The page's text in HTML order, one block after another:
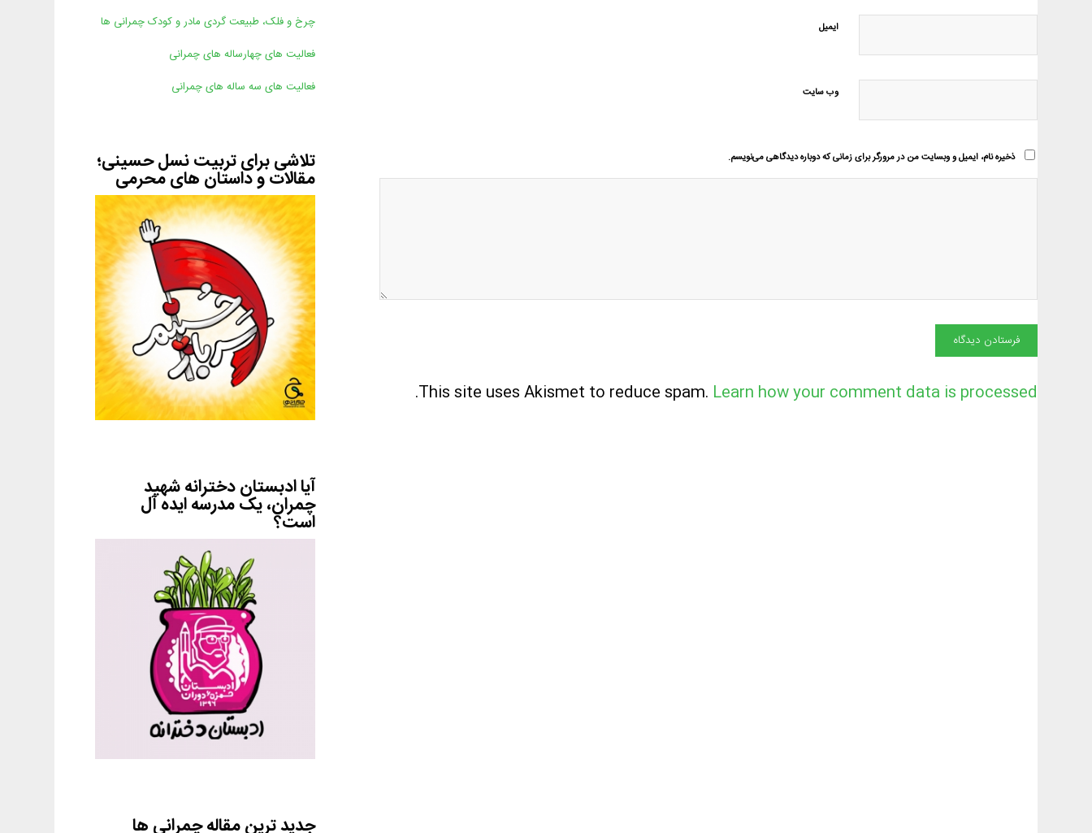
ایمیل
وب‌ سایت
ذخیره نام، ایمیل و وبسایت من در مرورگر برای زمانی که دوباره دیدگاهی می‌نویسم.
This site uses Akismet to reduce spam. Learn how your comment data is processed
.
چرخ و فلک، طبیعت گردی مادر و کودک چمرانی ها
فعالیت های چهارساله های چمرانی
فعالیت های سه ساله های چمرانی
تلاشی برای تربیت نسل حسینی؛
مقالات و داستان های محرمی
آیا ادبستان دخترانه شهید
چمران، یک مدرسه ایده آل
است؟
جدید ترین مقاله چمرانی ها